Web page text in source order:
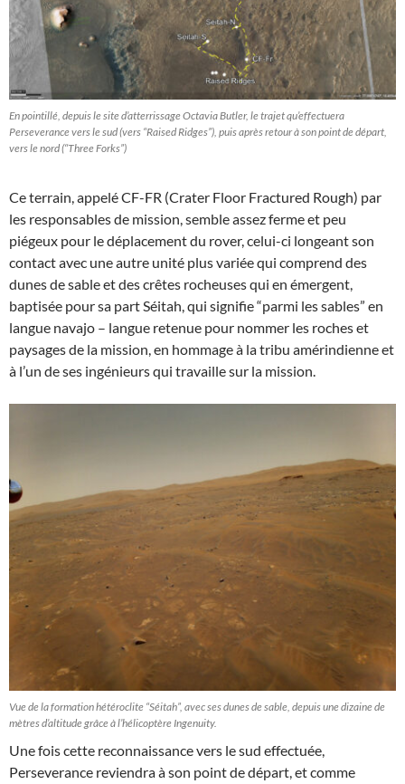
En pointillé, depuis le site d’atterrissage Octavia Butler, le trajet qu’effectuera
Perseverance vers le sud (vers “Raised Ridges”), puis après retour à son point de départ,
vers le nord (“Three Forks”)
Ce terrain, appelé CF-FR (Crater Floor Fractured Rough) par
les responsables de mission, semble assez ferme et peu
piégeux pour le déplacement du rover, celui-ci longeant son
contact avec une autre unité plus variée qui comprend des
dunes de sable et des crêtes rocheuses qui en émergent,
baptisée pour sa part Séitah, qui signifie “parmi les sables” en
langue navajo – langue retenue pour nommer les roches et
paysages de la mission, en hommage à la tribu amérindienne et
à l’un de ses ingénieurs qui travaille sur la mission.
Vue de la formation hétéroclite “Séitah”, avec ses dunes de sable, depuis une dizaine de
mètres d’altitude grâce à l’hélicoptère Ingenuity.
Une fois cette reconnaissance vers le sud effectuée,
Perseverance reviendra à son point de départ, et comme